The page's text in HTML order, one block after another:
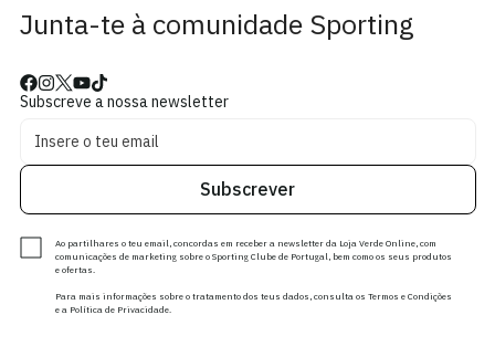
Junta-te à comunidade Sporting
Subscreve a nossa newsletter
Subscrever
Ao partilhares o teu email, concordas em receber a newsletter da Loja Verde Online, com
comunicações de marketing sobre o Sporting Clube de Portugal, bem como os seus produtos
e ofertas.
Para mais informações sobre o tratamento dos teus dados, consulta os Termos e Condições
e a Política de Privacidade.